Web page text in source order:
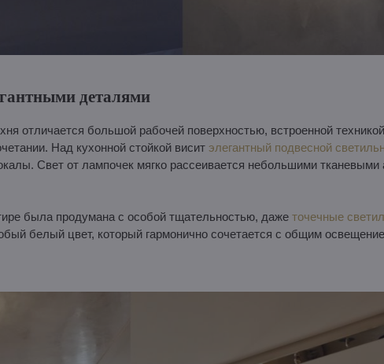
деталями
отличается большой рабочей поверхностью, встроенной
Над кухонной стойкой висит элегантный подвесной
Свет от лампочек мягко рассеивается небольшими тканевыми
была продумана с особой тщательностью, даже точечные
белый цвет, который гармонично сочетается с общим